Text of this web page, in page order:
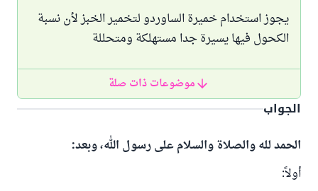
يجوز استخدام خميرة الساوردو لتخمير الخبز لأن نسبة
الكحول فيها يسيرة جدا مستهلكة ومتحللة
موضوعات ذات صلة
الجواب
الحمد لله والصلاة والسلام على رسول الله، وبعد:
أولاً: